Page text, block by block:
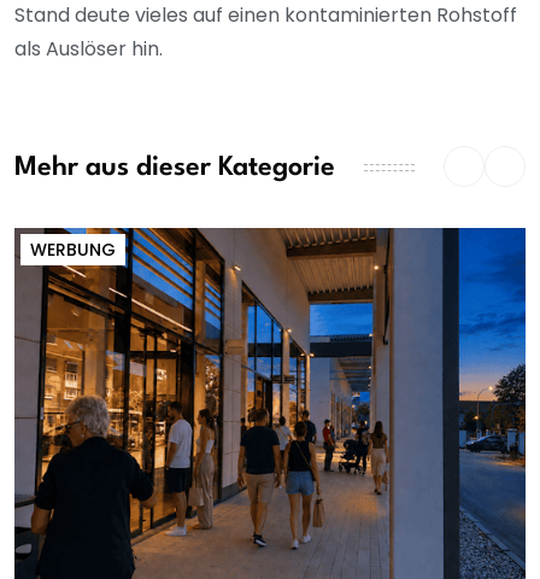
Stand deute vieles auf einen kontaminierten Rohstoff
als Auslöser hin.
Mehr aus dieser Kategorie
WERBUNG